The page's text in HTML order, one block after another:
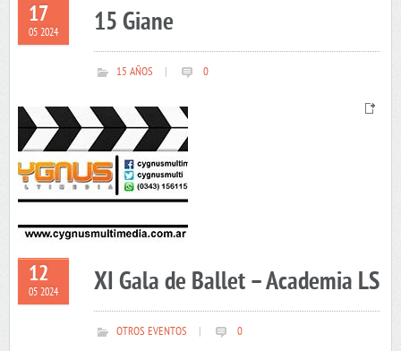
17
05 2024 15 Giane
15 AÑOS 0
12
05 2024 XI Gala de Ballet – Academia LS
OTROS EVENTOS 0